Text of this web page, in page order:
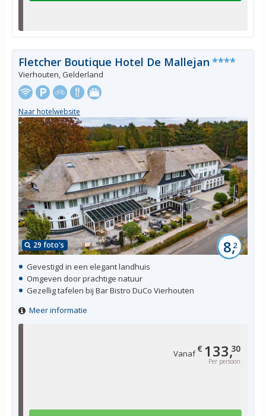
Vanaf€ 133,30
Per persoon
29 foto's 8,2
Fletcher Boutique Hotel De Mallejan ****
Vierhouten, Gelderland
Naar hotelwebsite
Gevestigd in een elegant landhuis
Omgeven door prachtige natuur
Gezellig tafelen bij Bar Bistro DuCo Vierhouten
Meer informatie